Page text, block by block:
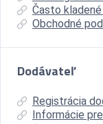
Často
Obchodné
Dodávateľ
Registrácia
Informácie